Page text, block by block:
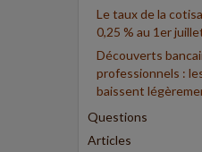
Le taux de la
0,25 % au 1er
Découverts
professionnels :
baissent
Questions
Articles